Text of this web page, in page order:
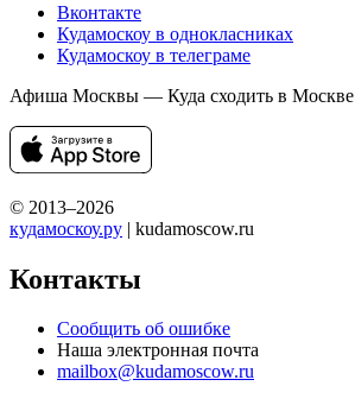
Вконтакте
Кудамоскоу в однокласниках
Кудамоскоу в телеграме
Афиша Москвы — Куда сходить в Москве
© 2013–2026
кудамоскоу.ру | kudamoscow.ru
Контакты
Сообщить об ошибке
Наша электронная почта
mailbox@kudamoscow.ru